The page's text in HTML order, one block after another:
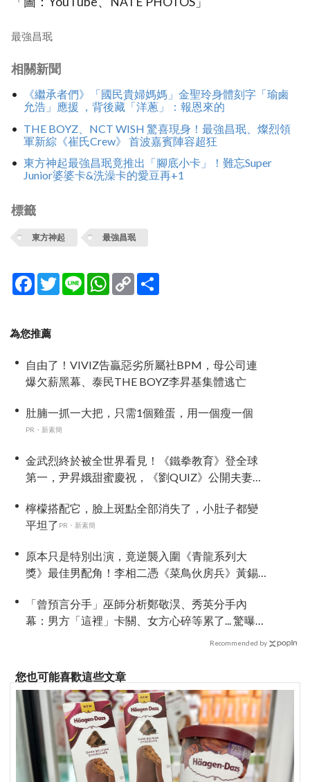
最強昌珉
相關新聞
《繼承者們》「國民貴婦媽媽」金聖玲身體刻字「瑜鹵
允浩」應援 ，背後藏「洋蔥」：報恩來的
THE BOYZ、NCT WISH 驚喜現身！最強昌珉、燦烈領
軍新綜《崔氏Crew》 首波嘉賓陣容超狂
東方神起最強昌珉竟推出「腳底小卡」！難忘Super
Junior婆婆卡&洗澡卡的愛豆再+1
標籤
東方神起 最強昌珉
Facebook
TwitterLine WhatsApp
Copy
Link
為您推薦
自由了！VIVIZ告贏惡劣所屬社BPM，母公司連
爆欠薪黑幕、泰民THE BOYZ李昇基集體逃亡
肚腩一抓一大把，只需1個雞蛋，用一個瘦一個
PR・新素簡
金武烈終於被全世界看見！《鐵拳教育》登全球
第一，尹昇娥甜蜜慶祝，《劉QUIZ》公開夫妻相
檸檬搭配它，臉上斑點全部消失了，小肚子都變
平坦了 PR・新素簡
原本只是特別出演，竟逆襲入圍《青龍系列大
獎》最佳男配角！李相二憑《菜鳥伙房兵》黃錫
「曾預言分手」巫師分析鄭敬淏、秀英分手內
幕：男方「這裡」卡關、女方心碎等累了... 驚曝未
Recommended by
您也可能喜歡這些文章